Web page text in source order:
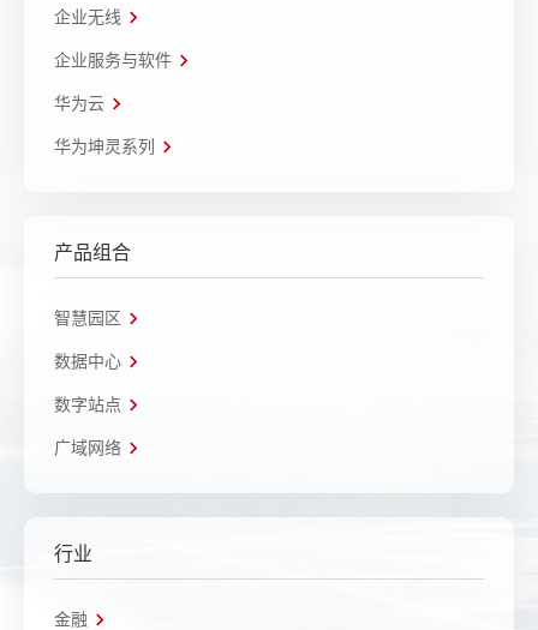
企业无线
企业服务与软件
华为云
华为坤灵系列
产品组合
智慧园区
数据中心
数字站点
广域网络
行业
金融